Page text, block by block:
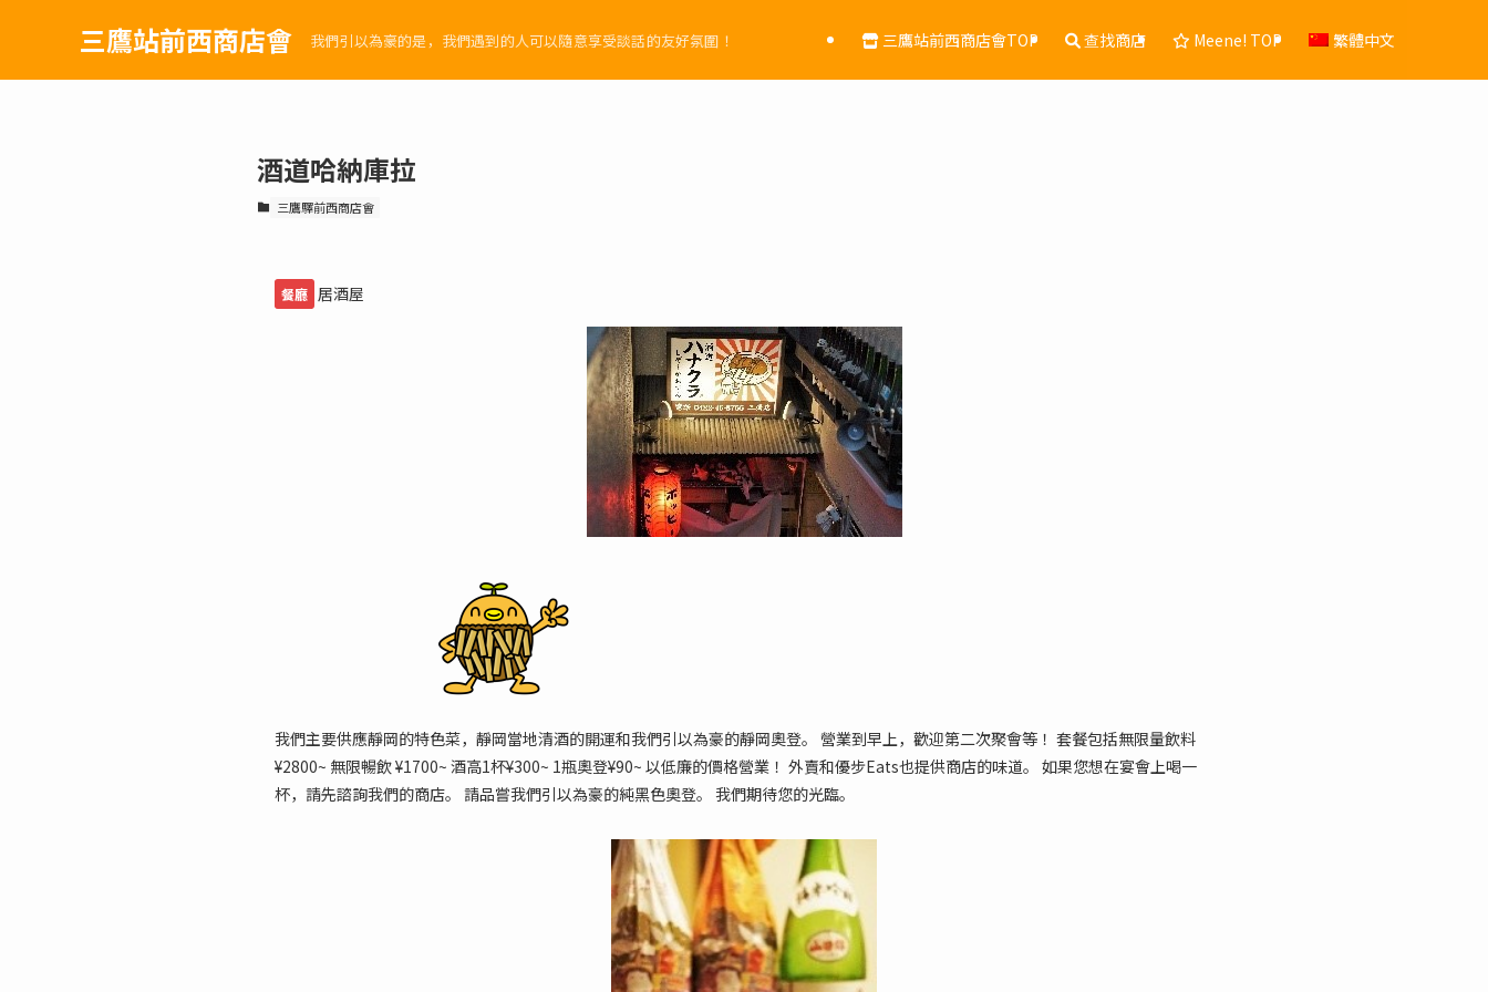
三鷹站前西商店會 我們引以為豪的是，我們遇到的人可以隨意享受談話的友好氛圍！ 三鷹站前西商店會TOP 查找商店 Meene! TOP 繁體中文
酒道哈納庫拉
三鷹驛前西商店會
餐廳 居酒屋
我們主要供應靜岡的特色菜，靜岡當地清酒的開運和我們引以為豪的靜岡奧登。 營業到早上，歡迎第二次聚會等！ 套餐包括無限量飲料
¥2800~ 無限暢飲 ¥1700~ 酒高1杯¥300~ 1瓶奧登¥90~ 以低廉的價格營業！ 外賣和優步Eats也提供商店的味道。 如果您想在宴會上喝一
杯，請先諮詢我們的商店。 請品嘗我們引以為豪的純黑色奧登。 我們期待您的光臨。